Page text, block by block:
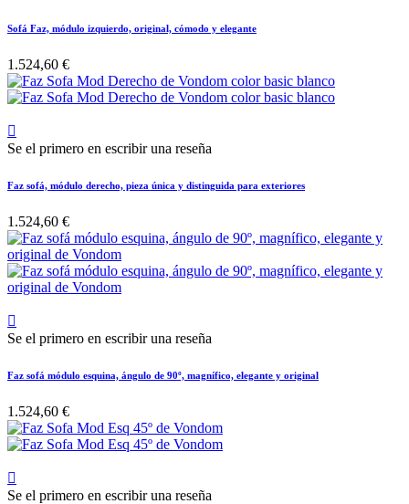
Sofá Faz, módulo izquierdo, original, cómodo y elegante
1.524,60 €

Se el primero en escribir una reseña
Faz sofá, módulo derecho, pieza única y distinguida para exteriores
1.524,60 €

Se el primero en escribir una reseña
Faz sofá módulo esquina, ángulo de 90º, magnífico, elegante y original
1.524,60 €

Se el primero en escribir una reseña